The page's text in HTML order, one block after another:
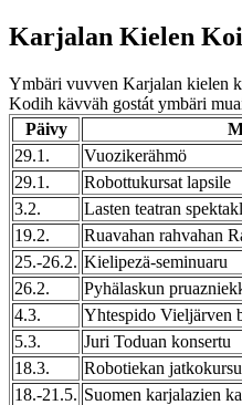
Karjalan Kielen
Ymbäri vuvven Karjalan kielen
Kodih kävväh gostát ymbäri
Päivy
29.1.
Vuozikerähmö
29.1.
Robottukursat lapsile
3.2.
Lasten teatran
19.2.
Ruavahan rahvahan
25.-26.2. Kielipezä-seminuaru
26.2.
Pyhälaskun
4.3.
Yhtespido Vieljärven
5.3.
Juri Toduan konsertu
18.3.
Robotiekan jatkokursu
18.-21.5. Suomen karjalazien